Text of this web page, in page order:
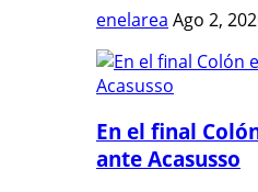
enelarea Ago 2,
En el final
ante Acasusso